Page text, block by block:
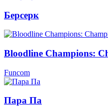
Берсерк
Bloodline Champions:
Funcom
Пара Па